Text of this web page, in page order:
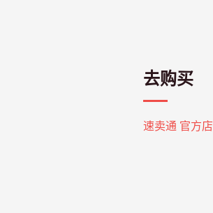
去购买
速卖通 官方店